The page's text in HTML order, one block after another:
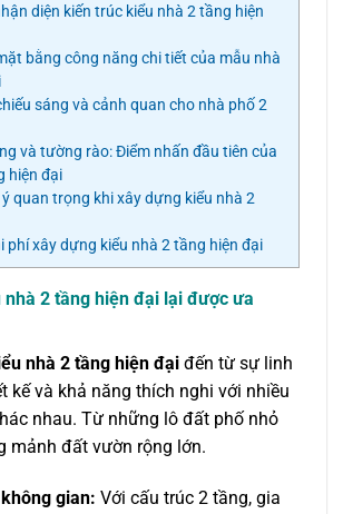
diện kiến trúc kiểu nhà 2 tầng hiện
bằng công năng chi tiết của mẫu nhà
sáng và cảnh quan cho nhà phố 2
và tường rào: Điểm nhấn đầu tiên của
hiện đại
quan trọng khi xây dựng kiểu nhà 2
phí xây dựng kiểu nhà 2 tầng hiện đại
nhà 2 tầng hiện đại lại được ưa
nhà 2 tầng hiện đại đến từ sự linh
kế và khả năng thích nghi với nhiều
nhau. Từ những lô đất phố nhỏ
mảnh đất vườn rộng lớn.
gian: Với cấu trúc 2 tầng, gia